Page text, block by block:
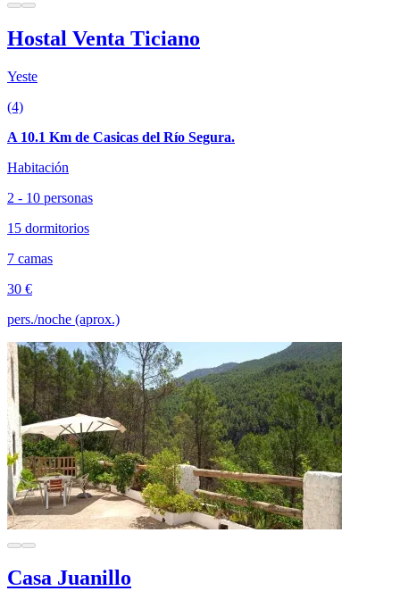
Hostal Venta Ticiano
Yeste
(4)
A 10.1 Km de Casicas del Río Segura.
Habitación
2 - 10 personas
15 dormitorios
7 camas
30 €
pers./noche (aprox.)
Casa Juanillo